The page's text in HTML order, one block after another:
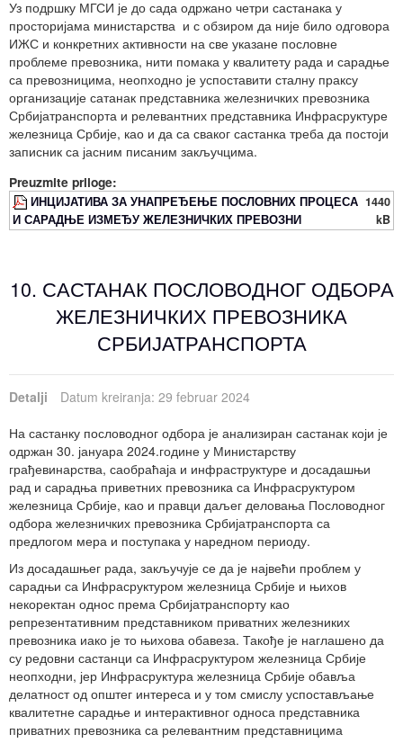
Уз подршку МГСИ је до сада одржано четри састанака у
просторијама министарства и с обзиром да није било одговора
ИЖС и конкретних активности на све указане пословне
проблеме превозника, нити помака у квалитету рада и сарадње
са превозницима, неопходно је успоставити сталну праксу
организације сатанак представника железничких превозника
Србијатранспорта и релевантних представника Инфрасруктуре
железница Србије, као и да са сваког састанка треба да постоји
записник са јасним писаним закључцима.
Preuzmite priloge:
ИНЦИЈАТИВА ЗА УНАПРЕЂЕЊЕ ПОСЛОВНИХ ПРОЦЕСА
И САРАДЊЕ ИЗМЕЂУ ЖЕЛЕЗНИЧКИХ ПРЕВОЗНИ
1440
kB
10. САСТАНАК ПОСЛОВОДНОГ ОДБОРА
ЖЕЛЕЗНИЧКИХ ПРЕВОЗНИКА
СРБИЈАТРАНСПОРТА
Detalji
Datum kreiranja: 29 februar 2024
На састанку пословодног одбора је анализиран састанак који је
одржан 30. јануара 2024.године у Министарству
грађевинарства, саобраћаја и инфраструктуре и досадашњи
рад и сарадња приветних превозника са Инфрасруктуром
железница Србије, као и правци даљег деловања Пословодног
одбора железничких превозника Србијатранспорта са
предлогом мера и поступака у наредном периоду.
Из досадашњег рада, закључује се да је највећи проблем у
сарадњи са Инфрасруктуром железница Србије и њихов
некоректан однос према Србијатранспорту као
репрезентативним представником приватних железниких
превозника иако је то њихова обавеза. Такође је наглашено да
су редовни састанци са Инфрасруктуром железница Србије
неопходни, јер Инфрасруктура железница Србије обавља
делатност од општег интереса и у том смислу успостављање
квалитетне сарадње и интерактивног односа представника
приватних превозника са релевантним представницима